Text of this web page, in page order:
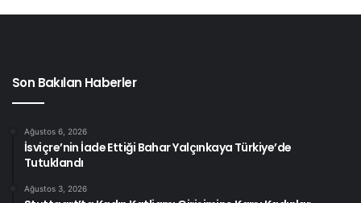
Son Bakılan Haberler
Ağustos 6, 2026
İsviçre’nin İade Ettiği Bahar Yalçınkaya Türkiye’de
Tutuklandı
Ağustos 3, 2026